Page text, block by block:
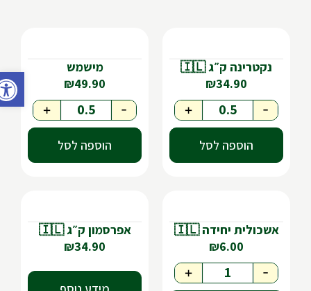
נקטרינה ק״ג 🇮🇱
₪34.90
-
+
הוספה לסל
מישמש
₪49.90
-
+
הוספה לסל
אשכולית יחידה 🇮🇱
₪6.00
-
+
אפרסמון ק״ג 🇮🇱
₪34.90
פתח